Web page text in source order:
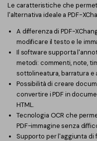
Le caratteristiche che
l'alternativa ideale a PDF-
A differenza di PDF-
modificare il testo e le
Il software supporta
metodi: commenti, note,
sottolineatura, barratura e
Possibilità di creare
convertire i PDF in
HTML.
Tecnologia OCR che
PDF-immagine senza
Supporto per l'aggiunta di